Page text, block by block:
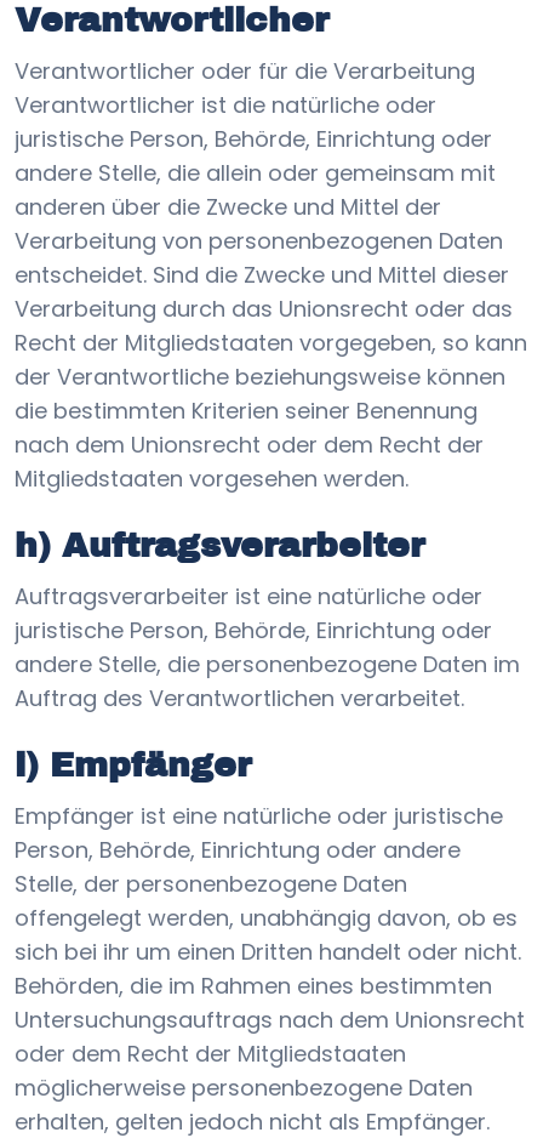
Verantwortlicher
Verantwortlicher oder für die Verarbeitung
Verantwortlicher ist die natürliche oder
juristische Person, Behörde, Einrichtung oder
andere Stelle, die allein oder gemeinsam mit
anderen über die Zwecke und Mittel der
Verarbeitung von personenbezogenen Daten
entscheidet. Sind die Zwecke und Mittel dieser
Verarbeitung durch das Unionsrecht oder das
Recht der Mitgliedstaaten vorgegeben, so kann
der Verantwortliche beziehungsweise können
die bestimmten Kriterien seiner Benennung
nach dem Unionsrecht oder dem Recht der
Mitgliedstaaten vorgesehen werden.
h) Auftragsverarbeiter
Auftragsverarbeiter ist eine natürliche oder
juristische Person, Behörde, Einrichtung oder
andere Stelle, die personenbezogene Daten im
Auftrag des Verantwortlichen verarbeitet.
i) Empfänger
Empfänger ist eine natürliche oder juristische
Person, Behörde, Einrichtung oder andere
Stelle, der personenbezogene Daten
offengelegt werden, unabhängig davon, ob es
sich bei ihr um einen Dritten handelt oder nicht.
Behörden, die im Rahmen eines bestimmten
Untersuchungsauftrags nach dem Unionsrecht
oder dem Recht der Mitgliedstaaten
möglicherweise personenbezogene Daten
erhalten, gelten jedoch nicht als Empfänger.